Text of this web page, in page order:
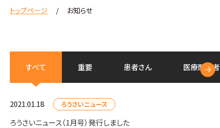
トップページ お知らせ
すべて 重要 患者さん 医療関係
2021.01.18 ろうさいニュース
ろうさいニュース（1月号）発行しました